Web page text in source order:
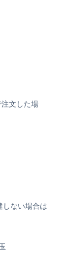
文した場
しない場合は